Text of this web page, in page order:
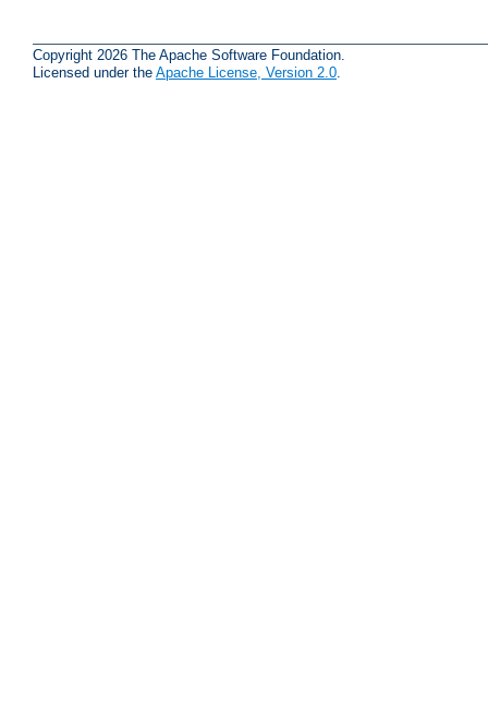
Copyright 2026 The Apache Software Foundation.
Licensed under the Apache License, Version 2.0.